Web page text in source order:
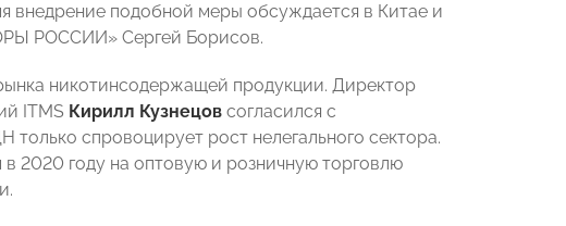
внедрение подобной меры обсуждается в Китае и
РОССИИ» Сергей Борисов.
никотинсодержащей продукции. Директор
ITMS Кирилл Кузнецов согласился с
спровоцирует рост нелегального сектора.
2020 году на оптовую и розничную торговлю